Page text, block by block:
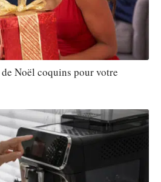
Noël coquins pour votre